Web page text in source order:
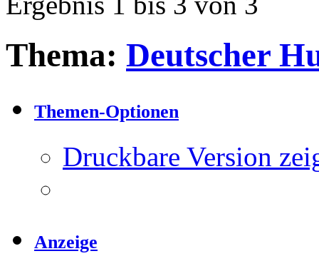
Thema: Deutscher
Themen-Optionen
Druckbare Version
Anzeige